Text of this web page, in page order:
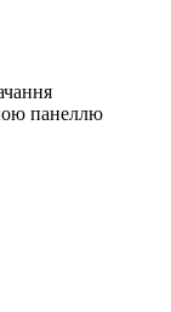
панеллю